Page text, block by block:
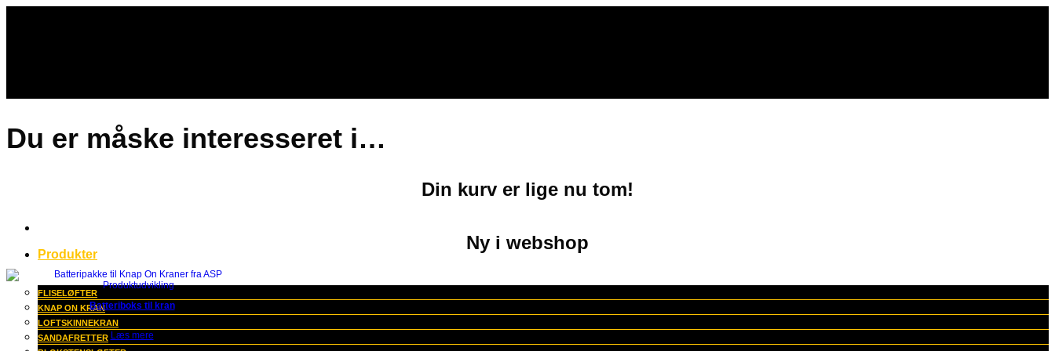
Produkter
FLISELØFTER
KNAP ON KRAN
LOFTSKINNEKRAN
SANDAFRETTER
Du er måske interesseret i…
Din kurv er lige nu tom!
Ny i webshop
Batteriboks til kran
Læs mere